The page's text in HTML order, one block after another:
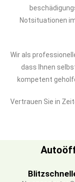
Notsituationen
Wir als
dass Ihnen
kompetent
Vertrauen Sie in